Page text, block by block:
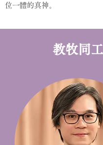
位一體的真神。
​教牧同工